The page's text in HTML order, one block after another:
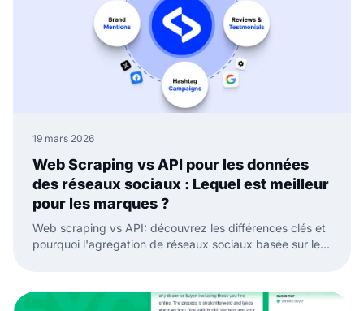
19 mars 2026
Web Scraping vs API pour les données
des réseaux sociaux : Lequel est meilleur
pour les marques ?
Web scraping vs API: découvrez les différences clés et
pourquoi l'agrégation de réseaux sociaux basée sur les